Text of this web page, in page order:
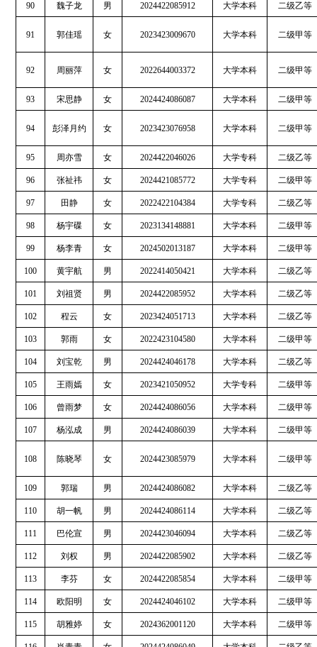
90 魏子龙 男 2024422085912 大学本科 二级乙等
91 郭佳瑶 女 2023423009670 大学本科 二级甲等
92 周丽萍 女 2022644003372 大学本科 二级甲等
93 宋思静 女 2024424086087 大学本科 二级甲等
94 彭泽月约 女 2023423076958 大学本科 二级甲等
95 周亦雪 女 2024422046026 大学专科 二级乙等
96 张祉祎 女 2024421085772 大学专科 二级甲等
97 田静 女 2022422104384 大学专科 二级乙等
98 杨宇碟 女 2023134148881 大学本科 二级甲等
99 杨李青 女 2024502013187 大学本科 二级甲等
100 黄宇航 男 2022414050421 大学本科 二级乙等
101 刘祖贤 男 2024422085952 大学本科 二级乙等
102 程云 女 2023424051713 大学本科 二级乙等
103 郭雨 女 2022423104580 大学本科 二级甲等
104 刘宝乾 男 2024424046178 大学本科 二级乙等
105 王雨嫣 女 2023421050952 大学专科 二级甲等
106 曾雨梦 女 2024424086056 大学本科 二级甲等
107 杨泓成 男 2024424086039 大学本科 二级甲等
108 陈晓琴 女 2024423085979 大学本科 二级甲等
109 郭瑞 男 2024424086082 大学本科 二级乙等
110 胡一帆 男 2024424086114 大学本科 二级乙等
111 巴伦宣 男 2024423046094 大学本科 二级乙等
112 刘权 男 2024422085902 大学本科 二级乙等
113 李芬 女 2024422085854 大学本科 二级甲等
114 欧阳明 女 2024424046102 大学本科 二级甲等
115 胡雅婷 女 2024362001120 大学本科 二级甲等